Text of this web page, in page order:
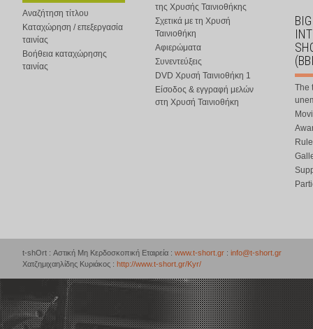
Αναζήτηση τίτλου
Καταχώρηση / επεξεργασία
ταινίας
Βοήθεια καταχώρησης
ταινίας
της Χρυσής Ταινιοθήκης
Σχετικά με τη Χρυσή
Ταινιοθήκη
Αφιερώματα
Συνεντεύξεις
DVD Χρυσή Ταινιοθήκη 1
Είσοδος & εγγραφή μελών
στη Χρυσή Ταινιοθήκη
The
t-shOrt : Αστική Μη Κερδοσκοπική Εταιρεία : www.t-short.gr : info@t-short.gr
Χατζημιχαηλίδης Κυριάκος : http://www.t-short.gr/Kyr/